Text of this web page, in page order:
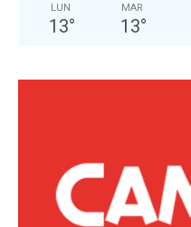
LUN
13°
MAR
13°